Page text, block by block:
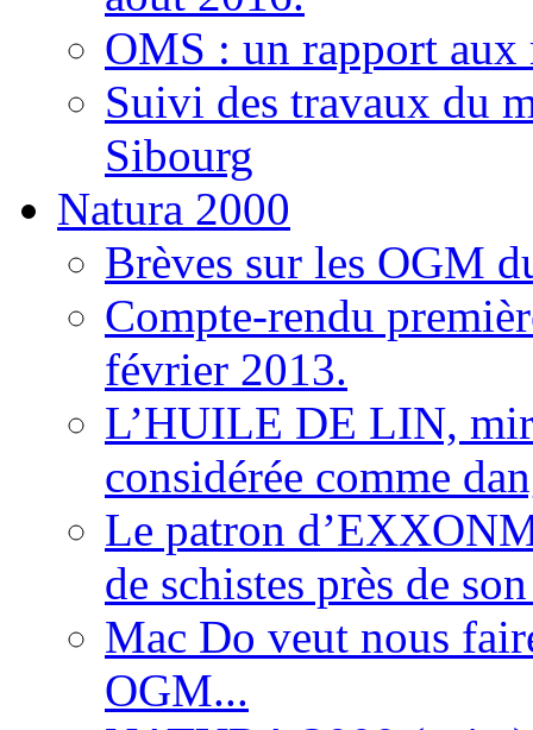
OMS : un rapport aux
Suivi des travaux du
Sibourg
Natura 2000
Brèves sur les OGM
Compte-rendu
février 2013.
L’HUILE DE LIN,
considérée comme
Le patron
de schistes près de
Mac Do veut nous
OGM...